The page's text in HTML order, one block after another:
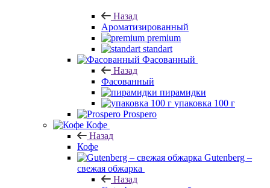
Назад
Ароматизированный
premium
standart
Фасованный
Назад
Фасованный
пирамидки
упаковка 100 г
Prospero
Кофе
Назад
Кофе
Gutenberg –
свежая обжарка
Назад